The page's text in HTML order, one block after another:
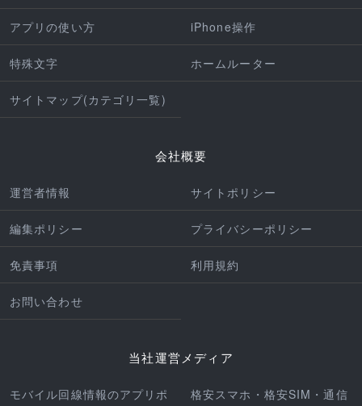
アプリの使い方 iPhone操作
特殊文字 ホームルーター
サイトマップ(カテゴリ一覧)
会社概要
運営者情報 サイトポリシー
編集ポリシー プライバシーポリシー
免責事項 利用規約
お問い合わせ
当社運営メディア
モバイル回線情報のアプリポ 格安スマホ・格安SIM・通信